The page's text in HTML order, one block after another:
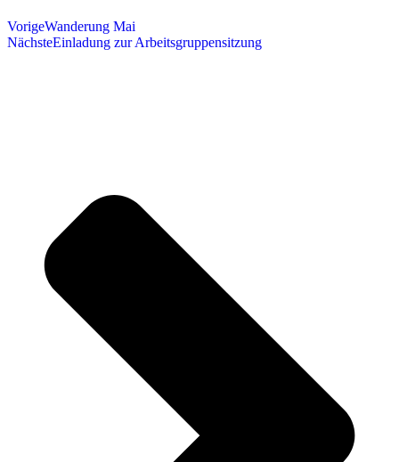
VorigeWanderung Mai
NächsteEinladung zur Arbeitsgruppensitzung